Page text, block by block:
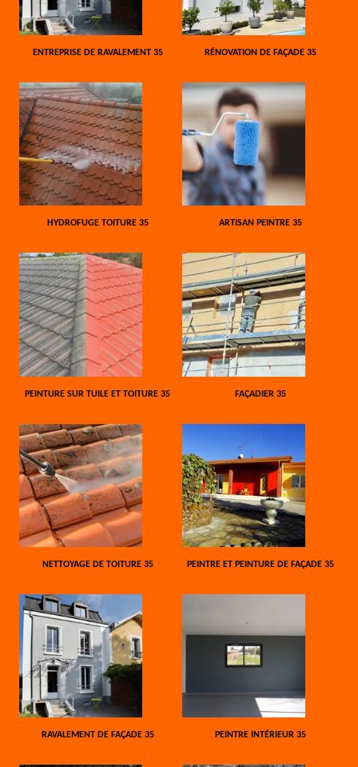
ENTREPRISE DE RAVALEMENT 35 RÉNOVATION DE FAÇADE 35
HYDROFUGE TOITURE 35 ARTISAN PEINTRE 35
PEINTURE SUR TUILE ET TOITURE 35 FAÇADIER 35
NETTOYAGE DE TOITURE 35 PEINTRE ET PEINTURE DE FAÇADE 35
RAVALEMENT DE FAÇADE 35 PEINTRE INTÉRIEUR 35